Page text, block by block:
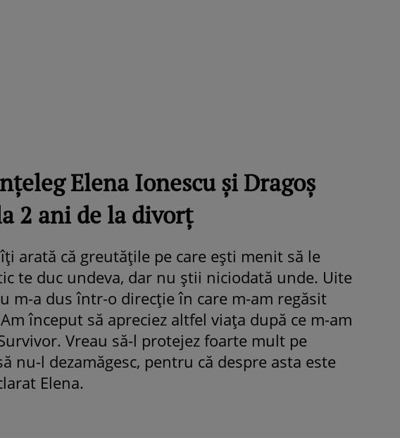
Elena Ionescu și Dragoș
2 ani de la divorț
arată că greutățile pe care ești menit să le
te duc undeva, dar nu știi niciodată unde. Uite
m-a dus într-o direcție în care m-am regăsit
început să apreciez altfel viața după ce m-am
Vreau să-l protejez foarte mult pe
nu-l dezamăgesc, pentru că despre asta este
Elena.